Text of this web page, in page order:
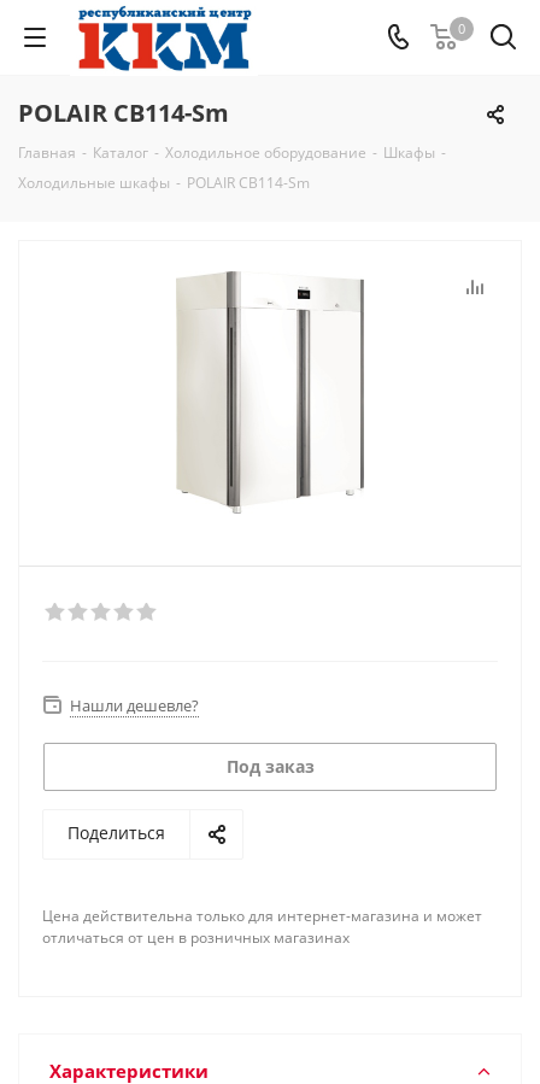
0
POLAIR CB114-Sm
Главная - Каталог - Холодильное оборудование - Шкафы -
Холодильные шкафы - POLAIR CB114-Sm
Нашли дешевле?
Под заказ
Поделиться
Цена действительна только для интернет-магазина и может
отличаться от цен в розничных магазинах
Характеристики